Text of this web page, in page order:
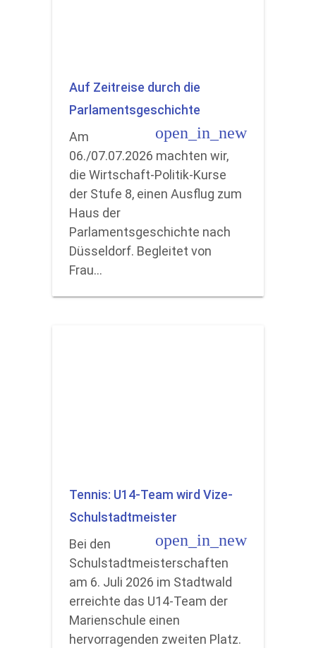
Auf Zeitreise durch die
Parlamentsgeschichte
open_in_new
Am
06./07.07.2026 machten wir,
die Wirtschaft-Politik-Kurse
der Stufe 8, einen Ausflug zum
Haus der
Parlamentsgeschichte nach
Düsseldorf. Begleitet von
Frau…
Tennis: U14-Team wird Vize-
Schulstadtmeister
open_in_new
Bei den
Schulstadtmeisterschaften
am 6. Juli 2026 im Stadtwald
erreichte das U14-Team der
Marienschule einen
hervorragenden zweiten Platz.